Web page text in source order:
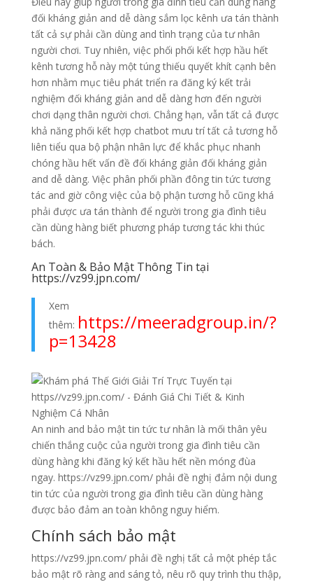
đối kháng giản and dễ dàng sắm lọc kênh ưa tán thành
tất cả sự phải cần dùng and tình trạng của tư nhân
người chơi. Tuy nhiên, việc phối phối kết hợp hầu hết
kênh tương hỗ này một túng thiếu quyết khít cạnh bên
hơn nhằm mục tiêu phát triển ra đăng ký kết trải
nghiệm đối kháng giản and dễ dàng hơn đến người
chơi dạng thân người chơi. Chẳng hạn, vẫn tất cả được
khả năng phối kết hợp chatbot mưu trí tất cả tương hỗ
liên tiểu qua bộ phận nhân lực để khắc phục nhanh
chóng hầu hết vấn đề đối kháng giản đối kháng giản
and dễ dàng. Việc phân phối phần đông tin tức tương
tác and giờ công việc của bộ phận tương hỗ cũng khá
phải được ưa tán thành để người trong gia đình tiêu
cần dùng hàng biết phương pháp tương tác khi thúc
bách.
An Toàn & Bảo Mật Thông Tin tại
https://vz99.jpn.com/
Xem
thêm: https://meeradgroup.in/?
p=13428
An ninh and bảo mật tin tức tư nhân là mối thân yêu
chiến thắng cuộc của người trong gia đình tiêu cần
dùng hàng khi đăng ký kết hầu hết nền móng đùa
ngay. https://vz99.jpn.com/ phải đề nghị đảm nội dung
tin tức của người trong gia đình tiêu cần dùng hàng
được bảo đảm an toàn không nguy hiểm.
Chính sách bảo mật
https://vz99.jpn.com/ phải đề nghị tất cả một phép tắc
bảo mật rõ ràng and sáng tỏ, nêu rõ quy trình thu thập,